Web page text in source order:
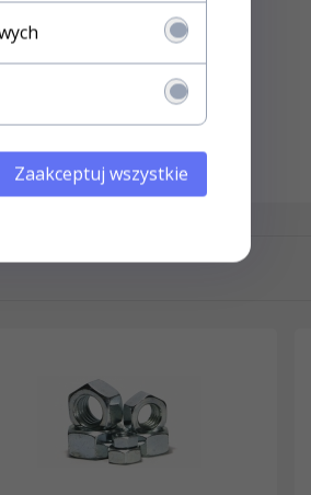
Zaakceptuj wszystkie